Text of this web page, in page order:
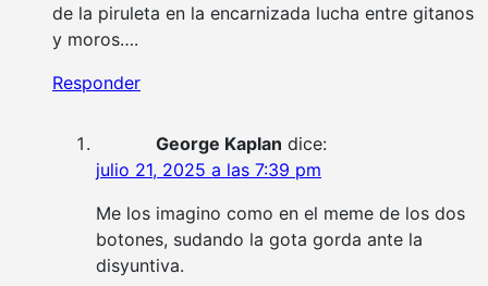
de la piruleta en la encarnizada lucha entre gitanos
y moros….
Responder
George Kaplan dice:
julio 21, 2025 a las 7:39 pm
Me los imagino como en el meme de los dos
botones, sudando la gota gorda ante la
disyuntiva.